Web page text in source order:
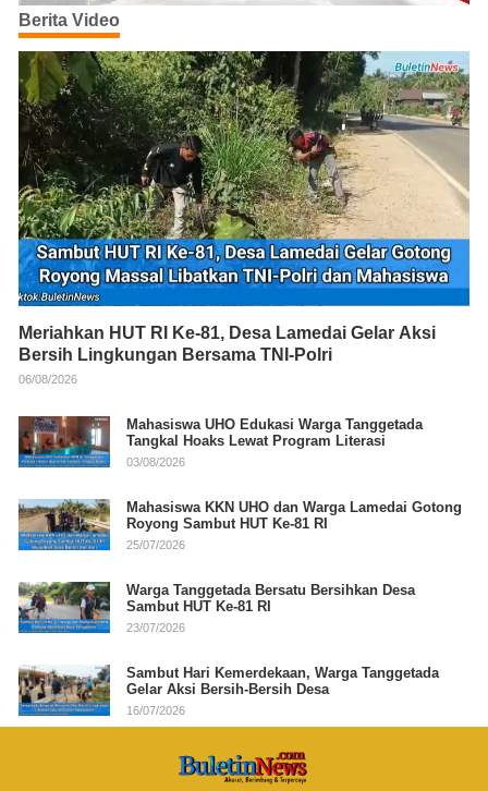
Berita Video
Meriahkan HUT RI Ke-81, Desa Lamedai Gelar Aksi
Bersih Lingkungan Bersama TNI-Polri
06/08/2026
Mahasiswa UHO Edukasi Warga Tanggetada
Tangkal Hoaks Lewat Program Literasi
03/08/2026
Mahasiswa KKN UHO dan Warga Lamedai Gotong
Royong Sambut HUT Ke-81 RI
25/07/2026
Warga Tanggetada Bersatu Bersihkan Desa
Sambut HUT Ke-81 RI
23/07/2026
Sambut Hari Kemerdekaan, Warga Tanggetada
Gelar Aksi Bersih-Bersih Desa
16/07/2026